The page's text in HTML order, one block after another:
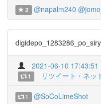
2 @napalm240
2021-06-10 17:43:51
1 リツイート・ネッ
1 @SoCoLimeShot